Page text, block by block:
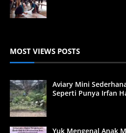
MOST VIEWS POSTS
Aviary Mini
Seperti Punya Irfan
Yuk Mengenal Anak